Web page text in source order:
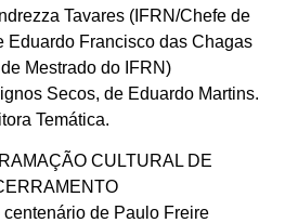
Tavares (IFRN/Chefe de
Eduardo Francisco das Chagas
Mestrado do IFRN)
Secos, de Eduardo Martins.
Temática.
CULTURAL DE
centenário de Paulo Freire